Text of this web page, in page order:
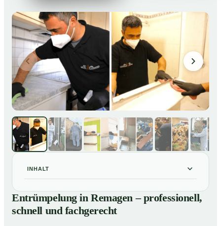
INHALT
01Entrümpelung in Remagen – professionell, schnell und
fachgerecht
Unsere Leistungen im Überblick
Entrümpelung in Remagen – professionell,
schnell und fachgerecht